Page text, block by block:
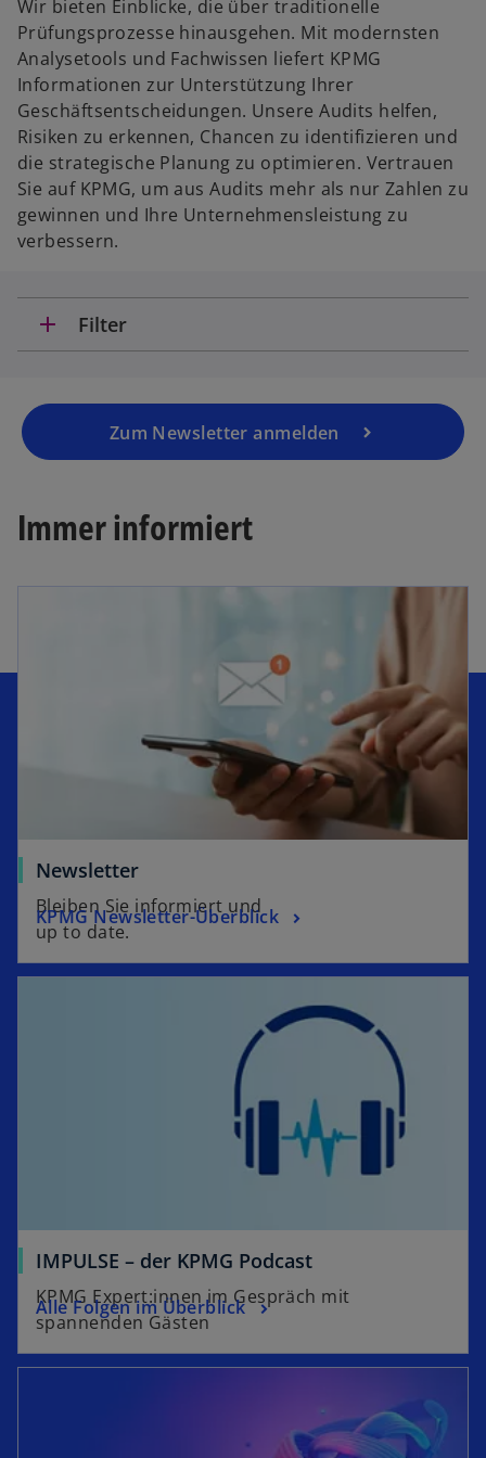
g
e
ö
n
e
t
Wir bieten Einblicke, die über traditionelle
Prüfungsprozesse hinausgehen. Mit modernsten
Analysetools und Fachwissen liefert KPMG
Informationen zur Unterstützung Ihrer
Geschäftsentscheidungen. Unsere Audits helfen,
Risiken zu erkennen, Chancen zu identifizieren und
die strategische Planung zu optimieren. Vertrauen
Sie auf KPMG, um aus Audits mehr als nur Zahlen zu
gewinnen und Ihre Unternehmensleistung zu
verbessern.
add Filter
Zum Newsletter anmelden
Immer informiert
Newsletter
Bleiben Sie informiert und
up to date.
KPMG Newsletter-Überblick
IMPULSE – der KPMG Podcast
KPMG Expert:innen im Gespräch mit
spannenden Gästen
Alle Folgen im Überblick